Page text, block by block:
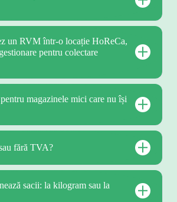
un RVM într-o locație HoReCa,
pentru colectare
magazinele mici care nu își
fără TVA?
sacii: la kilogram sau la